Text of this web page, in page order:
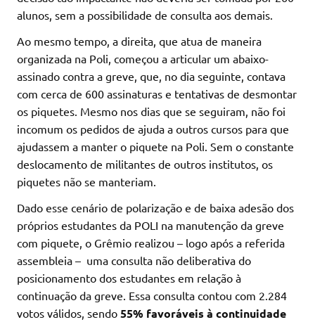
alunos, sem a possibilidade de consulta aos demais.
Ao mesmo tempo, a direita, que atua de maneira
organizada na Poli, começou a articular um abaixo-
assinado contra a greve, que, no dia seguinte, contava
com cerca de 600 assinaturas e tentativas de desmontar
os piquetes. Mesmo nos dias que se seguiram, não foi
incomum os pedidos de ajuda a outros cursos para que
ajudassem a manter o piquete na Poli. Sem o constante
deslocamento de militantes de outros institutos, os
piquetes não se manteriam.
Dado esse cenário de polarização e de baixa adesão dos
próprios estudantes da POLI na manutenção da greve
com piquete, o Grêmio realizou – logo após a referida
assembleia – uma consulta não deliberativa do
posicionamento dos estudantes em relação à
continuação da greve. Essa consulta contou com 2.284
votos válidos, sendo 55% favoráveis à continuidade